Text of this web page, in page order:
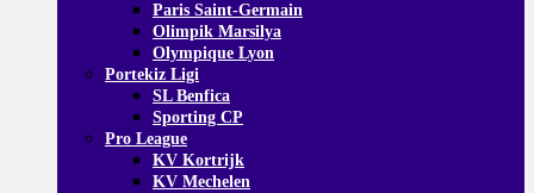
Paris Saint-Germain
Olimpik Marsilya
Olympique Lyon
Portekiz Ligi
SL Benfica
Sporting CP
Pro League
KV Kortrijk
KV Mechelen